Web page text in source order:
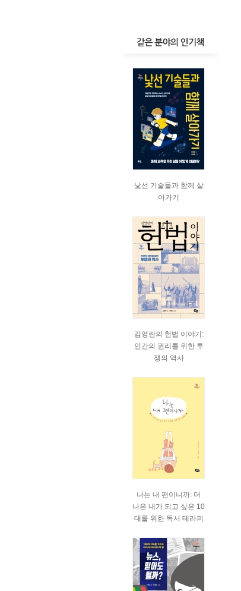
낯선 기술들과 함께 살
아가기
김영란의 헌법 이야기:
인간의 권리를 위한 투
쟁의 역사
나는 내 편이니까: 더
나은 내가 되고 싶은 10
대를 위한 독서 테라피